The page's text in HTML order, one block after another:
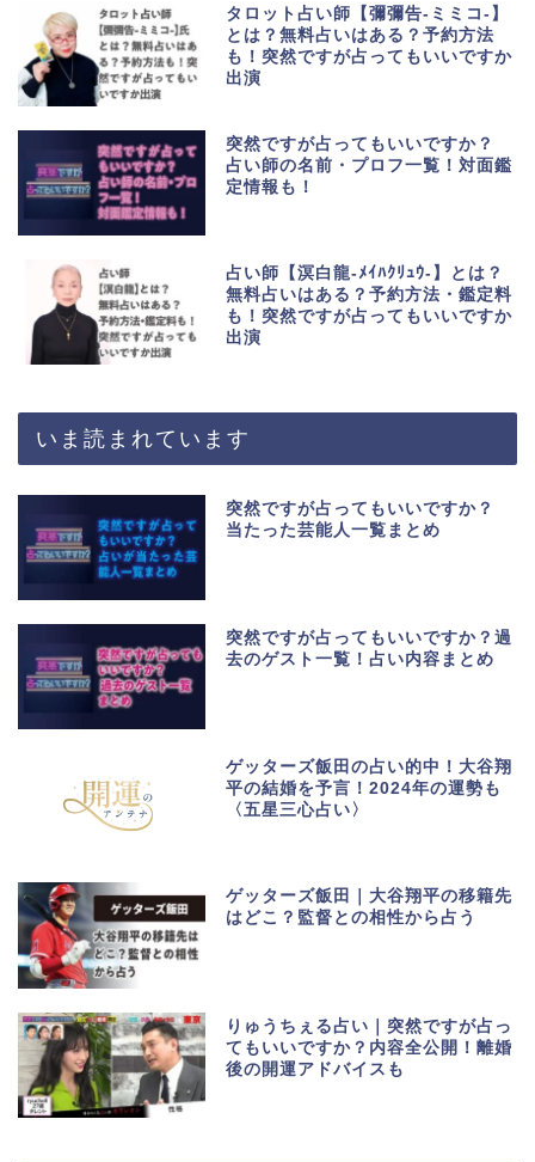
タロット占い師【彌彌告-ミミコ-】
とは？無料占いはある？予約方法
も！突然ですが占ってもいいですか
出演
突然ですが占ってもいいですか？
占い師の名前・プロフ一覧！対面鑑
定情報も！
占い師【溟白龍-ﾒｲﾊｸﾘｭｳ-】とは？
無料占いはある？予約方法・鑑定料
も！突然ですが占ってもいいですか
出演
いま読まれています
突然ですが占ってもいいですか？
当たった芸能人一覧まとめ
突然ですが占ってもいいですか？過
去のゲスト一覧！占い内容まとめ
ゲッターズ飯田の占い的中！大谷翔
平の結婚を予言！2024年の運勢も
〈五星三心占い〉
ゲッターズ飯田｜大谷翔平の移籍先
はどこ？監督との相性から占う
りゅうちぇる占い｜突然ですが占っ
てもいいですか？内容全公開！離婚
後の開運アドバイスも